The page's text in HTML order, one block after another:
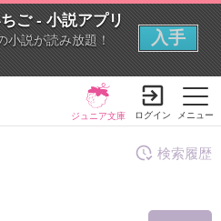
ご - 小説アプリ
小説が読み放題！
入手
メニュー
ジュニア文庫 ログイン
検索履歴